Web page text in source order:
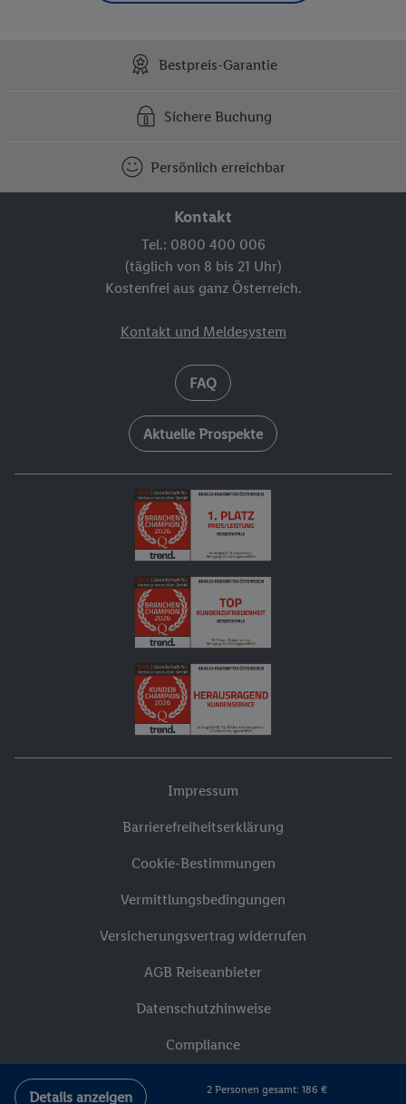
Details anzeigen 2 Personen gesamt: 186 €
Bestpreis-Garantie
Sichere Buchung
Persönlich erreichbar
Kontakt
Tel.: 0800 400 006
(täglich von 8 bis 21 Uhr)
Kostenfrei aus ganz Österreich.
Kontakt und Meldesystem
FAQ
Aktuelle Prospekte
Impressum
Barrierefreiheitserklärung
Cookie-Bestimmungen
Vermittlungsbedingungen
Versicherungsvertrag widerrufen
AGB Reiseanbieter
Datenschutzhinweise
Compliance